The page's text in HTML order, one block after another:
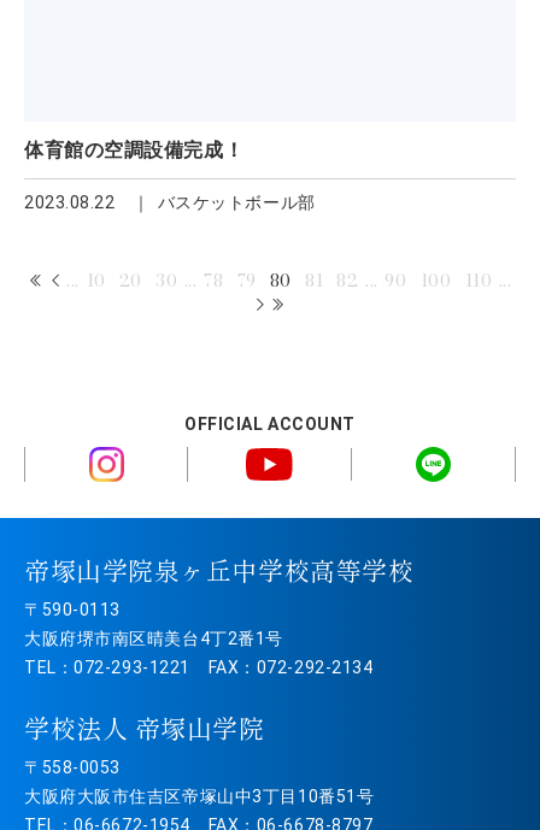
体育館の空調設備完成！
2023.08.22 バスケットボール部
... 10 20 30 ... 78 79 80 81 82 ... 90 100 110 ...
OFFICIAL ACCOUNT
帝塚山学院泉ヶ丘中学校高等学校
〒590-0113
大阪府堺市南区晴美台4丁2番1号
TEL：072-293-1221 FAX：072-292-2134
学校法人 帝塚山学院
〒558-0053
大阪府大阪市住吉区帝塚山中3丁目10番51号
TEL：06-6672-1954 FAX：06-6678-8797